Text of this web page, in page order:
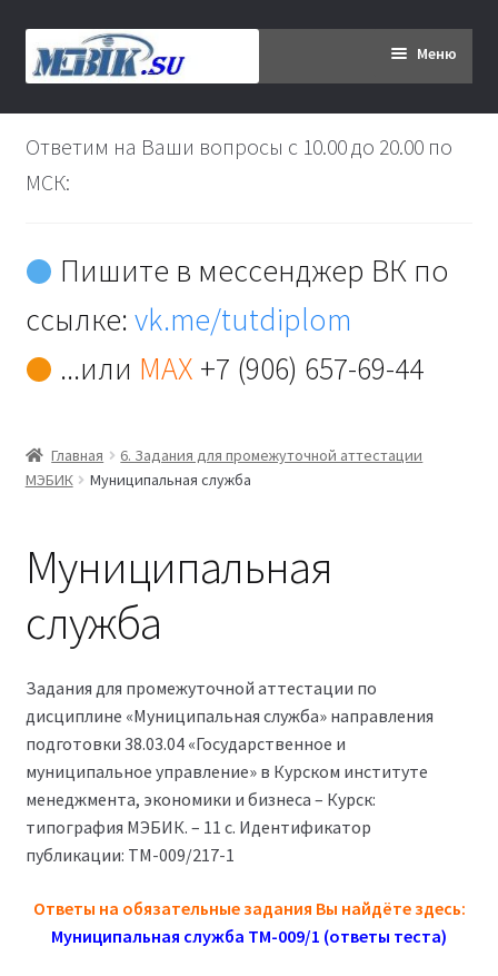
Перейти
к
Перейти
к
Меню
Главная
Дипломникам
Контакты
Оферта
Политика конфиденциальности
Студентам
09.04.03 Прикладная информатика (2,5 года)
38.03.04 Государственное и муниципальное
управление 3,5 года (Бакалавриат)
38.03.04 Государственное и муниципальное
управление 5 лет
Ответим на Ваши вопросы с 10.00 до 20.00 по
МСК:
Пишите в мессенджер ВК по
ссылке:vk.me/tutdiplom
...или MAX +7 (906) 657-69-44
Главная
6. Задания для промежуточной аттестации
МЭБИК
Муниципальная служба
Муниципальная
служба
Задания для промежуточной аттестации по
дисциплине «Муниципальная служба» направления
подготовки 38.03.04 «Государственное и
муниципальное управление» в Курском институте
менеджмента, экономики и бизнеса – Курск:
типография МЭБИК. – 11 с. Идентификатор
публикации: ТМ-009/217-1
Ответы на обязательные задания Вы найдёте здесь:
Муниципальная служба ТМ-009/1 (ответы теста)